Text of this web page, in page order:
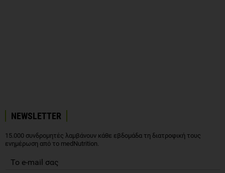
NEWSLETTER
15.000 συνδρομητές λαμβάνουν κάθε εβδομάδα τη διατροφική τους
ενημέρωση από το medNutrition.